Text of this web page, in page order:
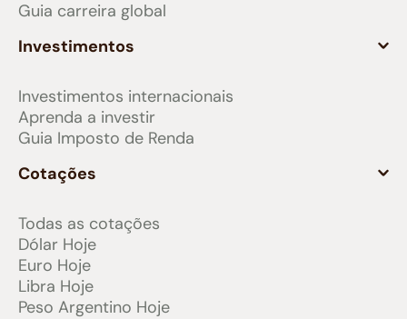
Guia carreira global
Investimentos
Investimentos internacionais
Aprenda a investir
Guia Imposto de Renda
Cotações
Todas as cotações
Dólar Hoje
Euro Hoje
Libra Hoje
Peso Argentino Hoje